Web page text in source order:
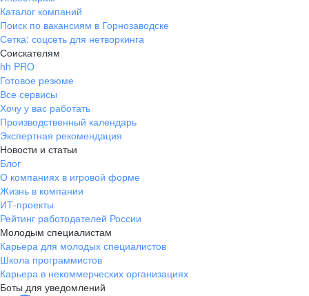
Каталог компаний
Поиск по вакансиям в Горнозаводске
Сетка: соцсеть для нетворкинга
Соискателям
hh PRO
Готовое резюме
Все сервисы
Хочу у вас работать
Производственный календарь
Экспертная рекомендация
Новости и статьи
Блог
О компаниях в игровой форме
Жизнь в компании
ИТ-проекты
Рейтинг работодателей России
Молодым специалистам
Карьера для молодых специалистов
Школа программистов
Карьера в некоммерческих организациях
Боты для уведомлений